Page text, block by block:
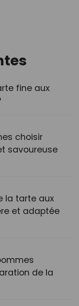
fine aux
choisir
savoureuse
la tarte aux
et adaptée
de la